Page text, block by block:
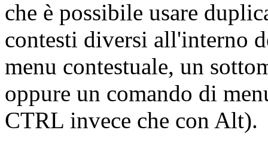
che è possibile usare
contesti diversi all'interno
menu contestuale, un
oppure un comando di
CTRL invece che con Alt).